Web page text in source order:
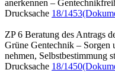
anerkennen –
Drucksache 18/1453
ZP 6 Beratung des Antrags
Grüne Gentechnik – Sorgen
nehmen, Selbstbestimmung
Drucksache 18/1450